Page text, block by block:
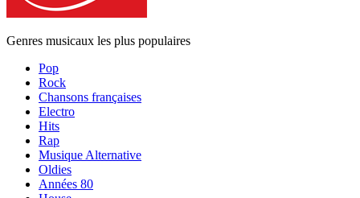
Genres musicaux les plus populaires
Pop
Rock
Chansons françaises
Electro
Hits
Rap
Musique Alternative
Oldies
Années 80